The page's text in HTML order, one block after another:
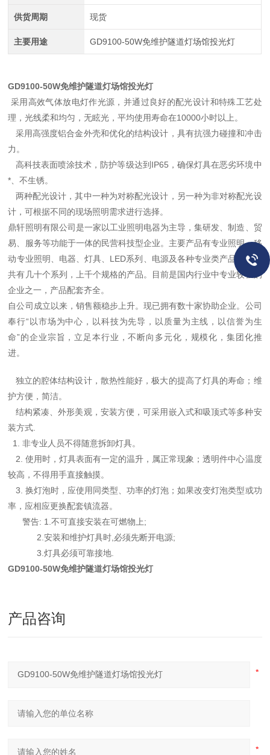
供货周期 现货
主要用途 GD9100-50W免维护隧道灯场馆投光灯
GD9100-50W免维护隧道灯场馆投光灯
采用高效气体放电灯作光源，并通过良好的配光设计和特殊工艺处
理，光线柔和均匀，无眩光，平均使用寿命在10000小时以上。
采用高强度铝合金外壳和优化的结构设计，具有抗强力碰撞和冲击
力。
高科技表面喷涂技术，防护等级达到IP65，确保灯具在恶劣环境中
*、不生锈。
两种配光设计，其中一种为对称配光设计，另一种为非对称配光设
计，可根据不同的现场照明需求进行选择。
鼎轩照明有限公司是一家以工业照明电器为主导，集研发、制造、贸
易、服务等功能于一体的民营科技型企业。主要产品有专业照明、移
动专业照明、电器、灯具、LED系列、电源及各种专业类产品设计，
共有几十个系列，上千个规格的产品。目前是国内行业中专业较强的
企业之一，产品配套齐全。
自公司成立以来，销售额稳步上升。现已拥有数十家协助企业。公司
奉行“以市场为中心，以科技为先导，以质量为主线，以信誉为生
命”的企业宗旨，立足本行业，不断向多元化，规模化，集团化推
进。
独立的腔体结构设计，散热性能好，极大的提高了灯具的寿命；维
护方便，简洁。
结构紧凑、外形美观，安装方便，可采用嵌入式和吸顶式等多种安
装方式.
1. 非专业人员不得随意拆卸灯具。
2. 使用时，灯具表面有一定的温升，属正常现象；透明件中心温度
较高，不得用手直接触摸。
3. 换灯泡时，应使用同类型、功率的灯泡；如果改变灯泡类型或功
率，应相应更换配套镇流器。
警告: 1.不可直接安装在可燃物上;
2.安装和维护灯具时,必须先断开电源;
3.灯具必须可靠接地.
GD9100-50W免维护隧道灯场馆投光灯
产品咨询